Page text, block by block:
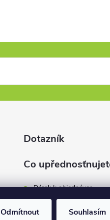
Odmítnout Souhlasím
Dotazník
Co
Dárek k objednávce
Zákaznický servis